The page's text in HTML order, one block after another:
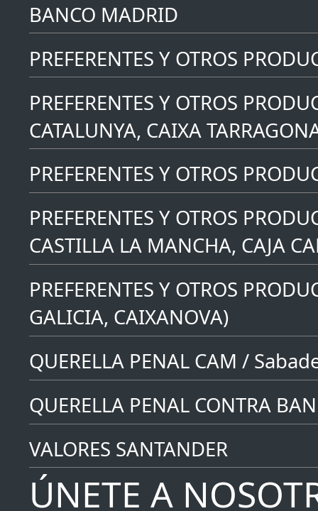
BANCO MADRID
PREFERENTES Y OTROS
PREFERENTES Y OTROS
CATALUNYA, CAIXA
PREFERENTES Y OTROS
PREFERENTES Y OTROS
CASTILLA LA MANCHA, CAJA
PREFERENTES Y OTROS
GALICIA, CAIXANOVA)
QUERELLA PENAL CAM /
QUERELLA PENAL CONTRA
VALORES SANTANDER
ÚNETE A